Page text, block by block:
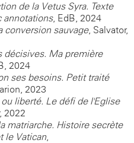
de la Vetus Syra. Texte
annotations, EdB, 2024
conversion sauvage, Salvator,
décisives. Ma première
2024
ses besoins. Petit traité
2023
liberté. Le défi de l'Eglise
2022
matriarche. Histoire secrète
le Vatican,